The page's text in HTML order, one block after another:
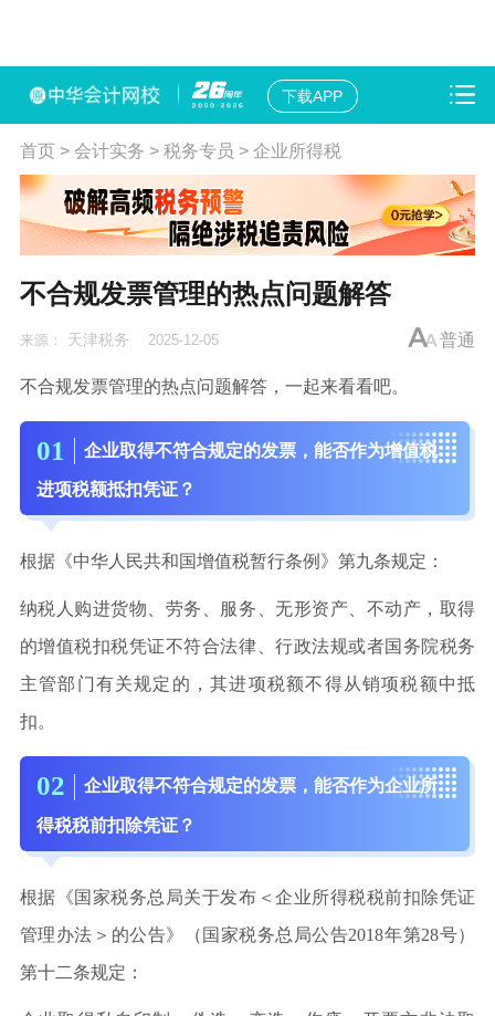
下载APP
首页> 会计实务 > 税务专员 > 企业所得税
不合规发票管理的热点问题解答
来源： 天津税务 2025-12-05 普通
不合规发票管理的热点问题解答，一起来看看吧。
01 企业取得不符合规定的发票，能否作为增值税
进项税额抵扣凭证？
根据《中华人民共和国增值税暂行条例》第九条规定：
纳税人购进货物、劳务、服务、无形资产、不动产，取得
的增值税扣税凭证不符合法律、行政法规或者国务院税务
主管部门有关规定的，其进项税额不得从销项税额中抵
扣。
02 企业取得不符合规定的发票，能否作为企业所
得税税前扣除凭证？
根据《国家税务总局关于发布＜企业所得税税前扣除凭证
管理办法＞的公告》（国家税务总局公告2018年第28号）
第十二条规定：